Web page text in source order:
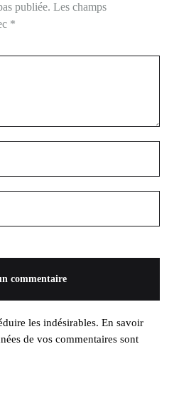
publiée. Les champs
*
les indésirables. En savoir
de vos commentaires sont